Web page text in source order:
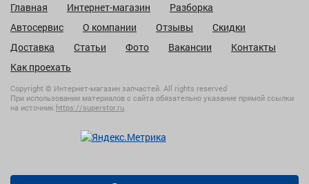
Главная Интернет-магазин
Разборка
Автосервис
О компании Отзывы
Скидки
Доставка
Статьи Фото Вакансии
Контакты
Как проехать
Copyright © Интернет-магазин запчастей. All rights reserved
При использовании материалов с сайта обязательно указание прямой ссылки
на источник https://superstor.ru.